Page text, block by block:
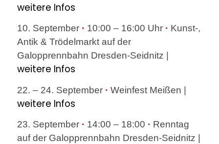
weitere Infos
10. September · 10:00 – 16:00 Uhr · Kunst-,
Antik & Trödelmarkt auf der
Galopprennbahn Dresden-Seidnitz |
weitere Infos
22. – 24. September · Weinfest Meißen |
weitere Infos
23. September · 14:00 – 18:00 · Renntag
auf der Galopprennbahn Dresden-Seidnitz |